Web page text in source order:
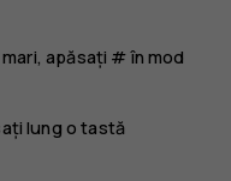
apăsați #în mod
lung o tastă